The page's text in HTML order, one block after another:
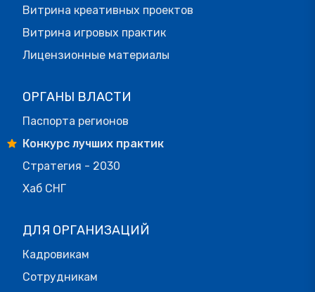
Витрина креативных проектов
Витрина игровых практик
Лицензионные материалы
ОРГАНЫ ВЛАСТИ
Паспорта регионов
Конкурс лучших практик
Стратегия - 2030
Хаб СНГ
ДЛЯ ОРГАНИЗАЦИЙ
Кадровикам
Сотрудникам